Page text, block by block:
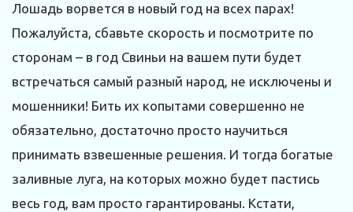
Лошадь ворвется в новый год на всех парах!
Пожалуйста, сбавьте скорость и посмотрите по
сторонам – в год Свиньи на вашем пути будет
встречаться самый разный народ, не исключены и
мошенники! Бить их копытами совершенно не
обязательно, достаточно просто научиться
принимать взвешенные решения. И тогда богатые
заливные луга, на которых можно будет пастись
весь год, вам просто гарантированы. Кстати,